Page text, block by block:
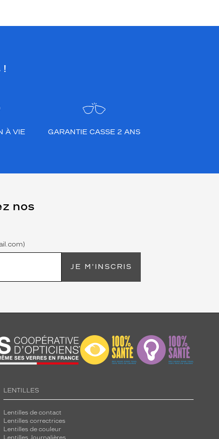
!
À VIE GARANTIE CASSE 2 ANS
nos
JE M'INSCRIS
LENTILLES
Lentilles de contact
Lentilles correctrices
Lentilles de couleur
Lentilles Journalières